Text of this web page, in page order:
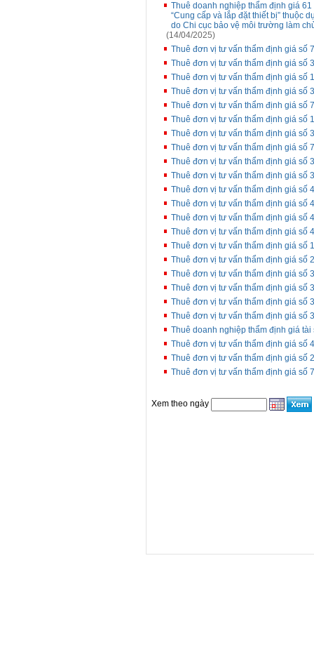
Thuê doanh nghiệp thẩm định giá
“Cung cấp và lắp đặt thiết bị” thuộc
do Chi cục bảo vệ môi trường làm
(14/04/2025)
Thuê đơn vị tư vấn thẩm định giá số
Thuê đơn vị tư vấn thẩm định giá số
Thuê đơn vị tư vấn thẩm định giá số
Thuê đơn vị tư vấn thẩm định giá số
Thuê đơn vị tư vấn thẩm định giá số
Thuê đơn vị tư vấn thẩm định giá số
Thuê đơn vị tư vấn thẩm định giá số
Thuê đơn vị tư vấn thẩm định giá số
Thuê đơn vị tư vấn thẩm định giá số
Thuê đơn vị tư vấn thẩm định giá số
Thuê đơn vị tư vấn thẩm định giá số
Thuê đơn vị tư vấn thẩm định giá số
Thuê đơn vị tư vấn thẩm định giá số
Thuê đơn vị tư vấn thẩm định giá số
Thuê đơn vị tư vấn thẩm định giá số
Thuê đơn vị tư vấn thẩm định giá số
Thuê đơn vị tư vấn thẩm định giá số
Thuê đơn vị tư vấn thẩm định giá số
Thuê đơn vị tư vấn thẩm định giá số
Thuê đơn vị tư vấn thẩm định giá số
Thuê doanh nghiệp thẩm định giá
Thuê đơn vị tư vấn thẩm định giá số
Thuê đơn vị tư vấn thẩm định giá số
Thuê đơn vị tư vấn thẩm định giá số
Xem theo ngày